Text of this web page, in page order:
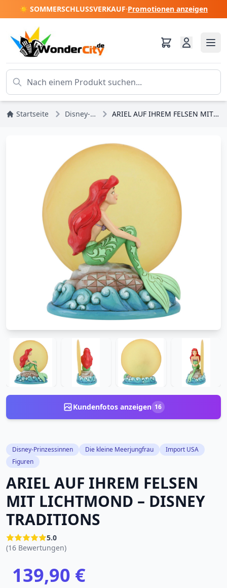
☀️ SOMMERSCHLUSSVERKAUF·Promotionen anzeigen
Startseite Disney-Prinzessinnen ARIEL AUF IHREM FELSEN MIT LICHTMOND – DISNEY TRADITIONS
Kundenfotos anzeigen 16
Disney-Prinzessinnen Die kleine Meerjungfrau
Import USA
Figuren
ARIEL AUF IHREM FELSEN
MIT LICHTMOND – DISNEY
TRADITIONS
5.0
(16 Bewertungen)
139,90 €